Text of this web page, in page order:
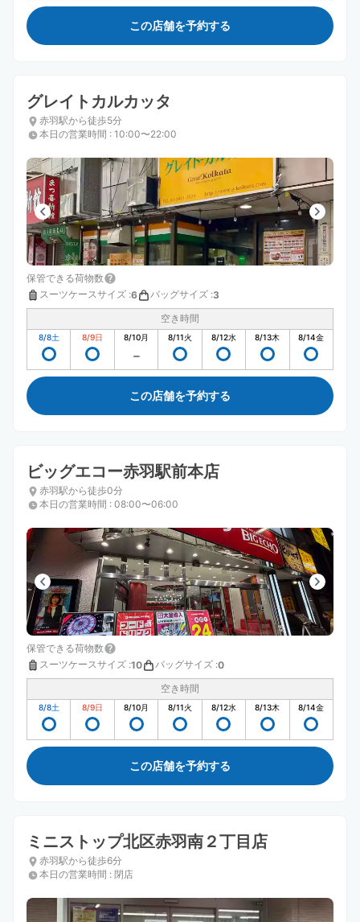
この店舗を予約する
グレイトカルカッタ
赤羽駅から徒歩5分
本日の営業時間 : 10:00〜22:00
保管できる荷物数
スーツケースサイズ :6 バッグサイズ :3
空き時間
8/8土 8/9日 8/10月 8/11火 8/12水 8/13木 8/14金
この店舗を予約する
ビッグエコー赤羽駅前本店
赤羽駅から徒歩0分
本日の営業時間 : 08:00〜06:00
保管できる荷物数
スーツケースサイズ :10 バッグサイズ :0
空き時間
8/8土 8/9日 8/10月 8/11火 8/12水 8/13木 8/14金
この店舗を予約する
ミニストップ北区赤羽南２丁目店
赤羽駅から徒歩6分
本日の営業時間 : 閉店